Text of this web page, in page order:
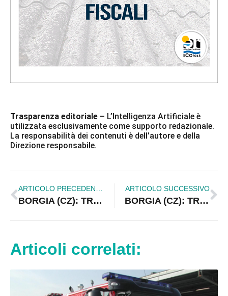
Trasparenza editoriale – L’Intelligenza Artificiale è
utilizzata esclusivamente come supporto redazionale.
La responsabilità dei contenuti è dell’autore e della
Direzione responsabile.
BORGIA (CZ): TROVATI 4,6 KG DI EROINA IN UN CASOLARE
ARTICOLO SUCCESSIVO
BORGIA (CZ): TROVATI 4,6 KG DI EROINA IN UN CASOLARE
Articoli correlati: